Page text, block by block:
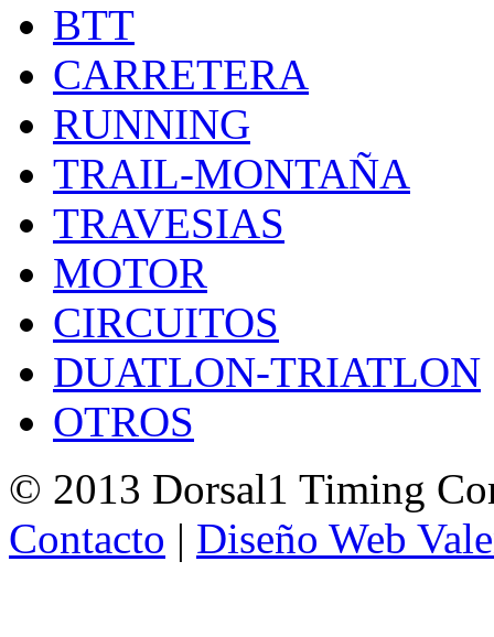
BTT
CARRETERA
RUNNING
TRAIL-MONTAÑA
TRAVESIAS
MOTOR
CIRCUITOS
DUATLON-TRIATLON
OTROS
© 2013 Dorsal1 Timing
Contacto | Diseño Web